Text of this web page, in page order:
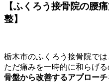
【ふくろう接骨院の腰
整】
栃木市のふくろう接骨院では
ただ痛みを一時的に和らげる
骨盤から改善するアプローチ